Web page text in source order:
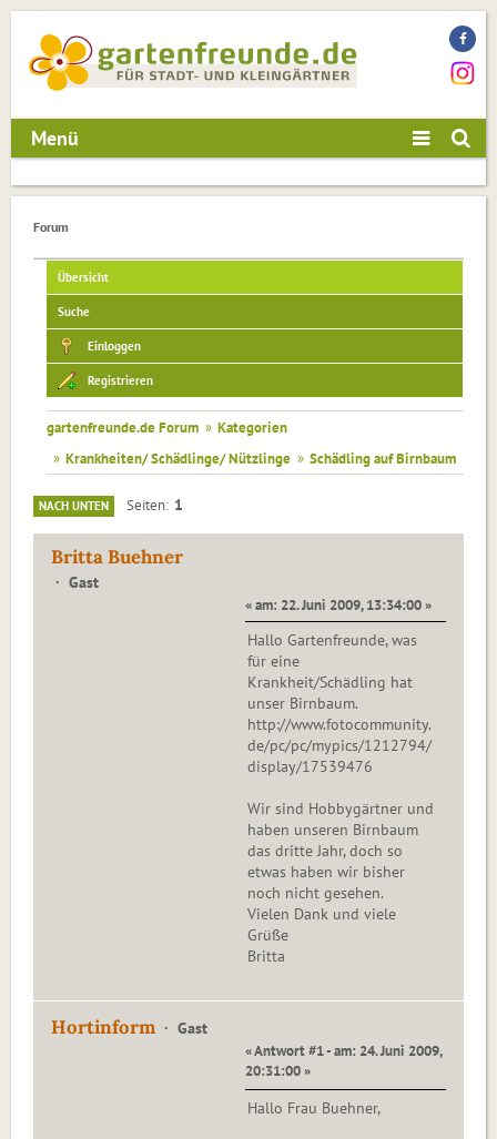
Menü
Forum
Übersicht
Suche
Einloggen
Registrieren
gartenfreunde.de Forum » Kategorien
» Krankheiten/ Schädlinge/ Nützlinge » Schädling auf Birnbaum
NACH UNTEN Seiten 1
Britta Buehner
Gast
« am: 22. Juni 2009, 13:34:00 »
Hallo Gartenfreunde, was
für eine
Krankheit/Schädling hat
unser Birnbaum.
http://www.fotocommunity.
de/pc/pc/mypics/1212794/
display/17539476
Wir sind Hobbygärtner und
haben unseren Birnbaum
das dritte Jahr, doch so
etwas haben wir bisher
noch nicht gesehen.
Vielen Dank und viele
Grüße
Britta
Hortinform Gast
« Antwort #1 - am: 24. Juni 2009,
20:31:00 »
Hallo Frau Buehner,